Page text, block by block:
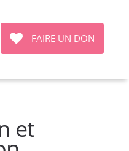
FAIRE UN DON
et